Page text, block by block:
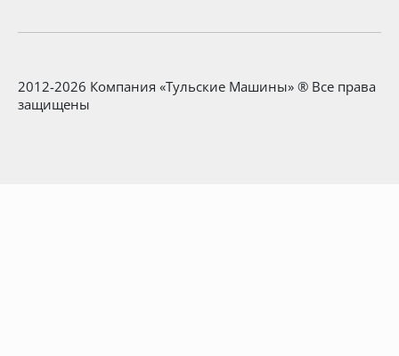
2012-2026 Компания «Тульские Машины» ® Все права
защищены